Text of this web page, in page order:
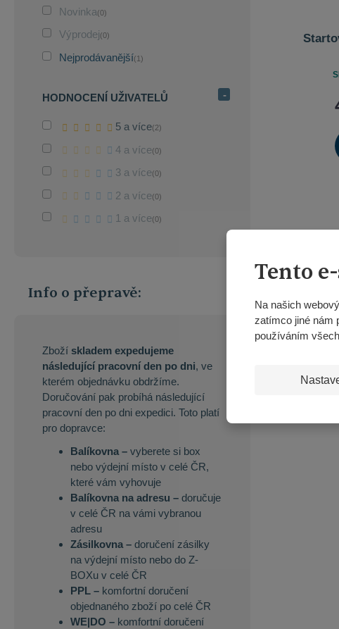
Tento
Na našich
zatímco jiné nám
používáním
Novinka(0)
Výprodej(0)
Nejprodávanější(1)
HODNOCENÍ UŽIVATELŮ
5 a více(2)
4 a více(0)
3 a více(0)
2 a více(0)
1 a více(0)
Info o přepravě:
Zboží skladem expedujeme
následující pracovní den po dni, ve
kterém objednávku obdržíme.
Doručování pak probíhá následující
pracovní den po dni expedici. Toto platí
pro dopravce:
Balíkovna – vyberete si box
nebo výdejní místo v celé ČR,
které vám vyhovuje
Balíkovna na adresu – doručuje
v celé ČR na vámi vybranou
adresu
Zásilkovna – doručení zásilky
na výdejní místo nebo do Z-
BOXu v celé ČR
PPL – komfortní doručení
objednaného zboží po celé ČR
WE|DO – komfortní doručení